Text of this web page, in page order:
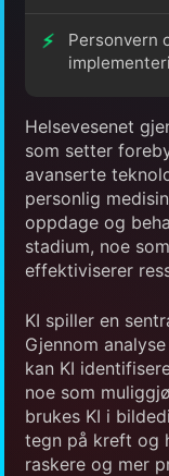
Personvern
Helsevesenet
som setter
avanserte
personlig
oppdage og
stadium, noe
effektiviserer
KI spiller en
Gjennom
kan KI
noe som
brukes KI i
tegn på kreft og
raskere og mer